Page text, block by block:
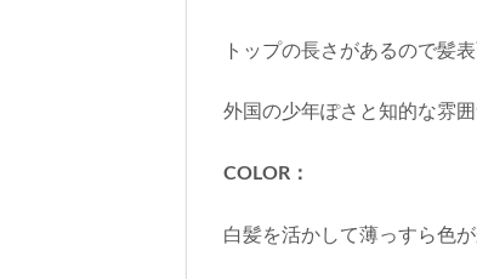
トップの長さがあるので髪
外国の少年ぽさと知的な雰囲
COLOR：
白髪を活かして薄っすら色